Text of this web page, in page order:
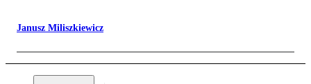
Janusz Miliszkiewicz